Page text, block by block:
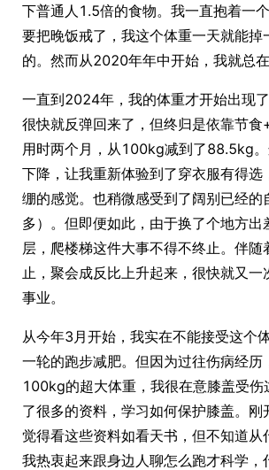
下普通人1.5倍的食物。我一直抱着一
要把晚饭戒了，我这个体重一天就能掉
的。然而从2020年年中开始，我就总在
一直到2024年，我的体重才开始出现
很快就反弹回来了，但终归是依靠节食
用时两个月，从100kg减到了88.5kg
下降，让我重新体验到了穿衣服有得选
绷的感觉。也稍微感受到了阔别已经的
多）。但即便如此，由于换了个地方
层，爬楼梯这件大事不得不终止。伴随
止，聚会成反比上升起来，很快就又一
事业。
从今年3月开始，我实在不能接受这个
一轮的跑步减肥。但因为过往伤病经历
100kg的超大体重，我很在意膝盖受伤
了很多的资料，学习如何保护膝盖。刚
觉得看这些资料如看天书，但不知道从
我热衷起来跟身边人聊怎么跑才科学，